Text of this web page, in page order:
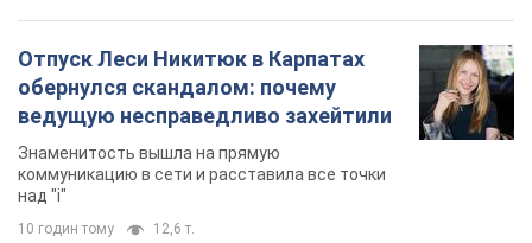
Отпуск Леси Никитюк в Карпатах
обернулся скандалом: почему
ведущую несправедливо захейтили
Знаменитость вышла на прямую
коммуникацию в сети и расставила все точки
над "i"
10 годин тому 12,6 т.